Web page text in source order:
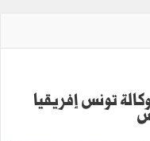
تونس إفريقيا